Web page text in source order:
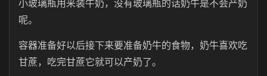
小玻璃瓶用来装牛奶，没有玻璃瓶的话奶牛是不会产奶
呢。
容器准备好以后接下来要准备奶牛的食物，奶牛喜欢吃
甘蔗，吃完甘蔗它就可以产奶了。